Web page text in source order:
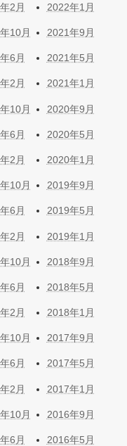
2月 2022年1月
10月 2021年9月
6月 2021年5月
2月 2021年1月
10月 2020年9月
6月 2020年5月
2月 2020年1月
10月 2019年9月
6月 2019年5月
2月 2019年1月
10月 2018年9月
6月 2018年5月
2月 2018年1月
10月 2017年9月
6月 2017年5月
2月 2017年1月
10月 2016年9月
6月 2016年5月